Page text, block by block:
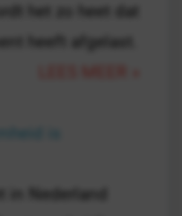
het zo heet dat
heeft afgelast.
is
in Nederland